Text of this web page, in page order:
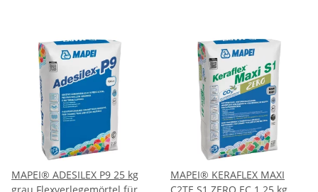
MAPEI® ADESILEX P9 25 kg
MAPEI® KERAFLEX MAXI